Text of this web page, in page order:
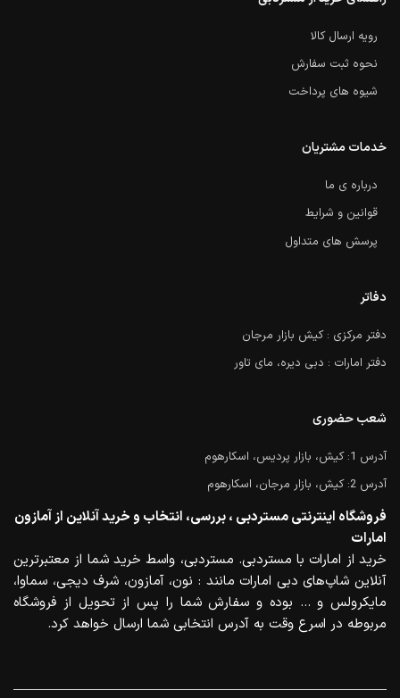
رویه ارسال کالا
نحوه ثبت سفارش
شیوه های پرداخت
خدمات مشتریان
درباره ی ما
قوانین و شرایط
پرسش های متداول
دفاتر
دفتر مرکزی : کیش بازار مرجان
دفتر امارات : دبی دیره، مای تاور
شعب حضوری
آدرس 1: کیش، بازار پردیس، اسکارهوم
آدرس 2: کیش، بازار مرجان، اسکارهوم
فروشگاه اینترنتی مستردبی ، بررسی، انتخاب و خرید آنلاین از آمازون
امارات
خرید از امارات با مستردبی. مستردبی، واسط خرید شما از معتبرترین
آنلاین شاپ‌های دبی امارات مانند : نون، آمازون، شرف دیجی، سماوا،
مایکرولس و … بوده و سفارش شما را پس از تحویل از فروشگاه
مربوطه در اسرع وقت به آدرس انتخابی شما ارسال خواهد کرد.